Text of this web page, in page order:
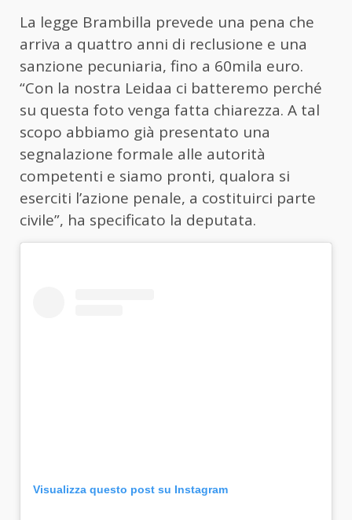
La legge Brambilla prevede una pena che
arriva a quattro anni di reclusione e una
sanzione pecuniaria, fino a 60mila euro.
“Con la nostra Leidaa ci batteremo perché
su questa foto venga fatta chiarezza. A tal
scopo abbiamo già presentato una
segnalazione formale alle autorità
competenti e siamo pronti, qualora si
eserciti l’azione penale, a costituirci parte
civile”, ha specificato la deputata.
Visualizza questo post su Instagram